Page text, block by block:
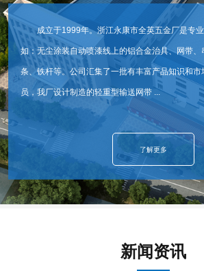
成立于1999年。浙江永康市全英五金厂是专
如：无尘涂装自动喷漆线上的铝合金治具、网带
条、铁杆等。公司汇集了一批有丰富产品知识和市
员，我厂设计制造的轻重型输送网带 ...
了解更多
新闻资讯